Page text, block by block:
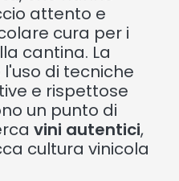
attento e
cura per i
cantina. La
di tecniche
e rispettose
un punto di
vini autentici,
cultura vinicola